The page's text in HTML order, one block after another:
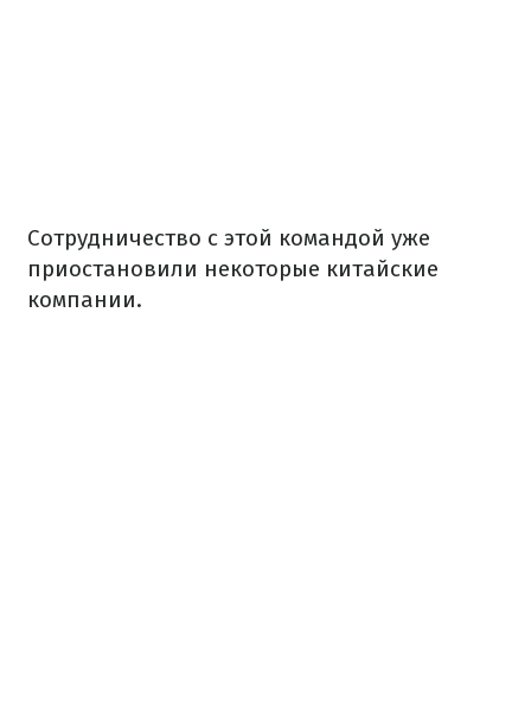
Сотрудничество с этой командой уже
приостановили некоторые китайские
компании.